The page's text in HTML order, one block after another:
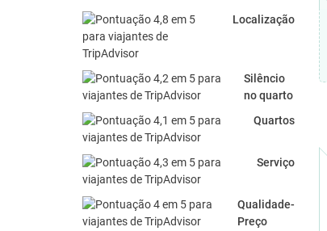
Localização
Silêncio
no quarto
Quartos
Serviço
Qualidade-
Preço